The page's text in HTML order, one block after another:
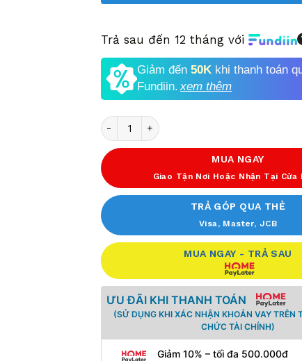
Trả sau đến 12 tháng với
Giảm đến 50K khi thanh toán
Fundiin. xem thêm
Số lượng
MUA NGAY
Giao Tận Nơi Hoặc Nhận Tại Cửa
TRẢ GÓP QUA THẺ
Visa, Master, JCB
MUA NGAY - TRẢ SAU
ƯU ĐÃI KHI THANH TOÁN
(SỬ DỤNG KHI XÁC NHẬN KHOẢN VAY TRÊN
CHỨC TÀI CHÍNH)
Giảm 10% – tối đa 500.000đ